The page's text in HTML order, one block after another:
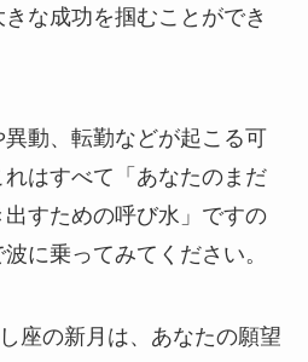
な成功を掴むことができ
動、転勤などが起こる可
はすべて「あなたのまだ
すための呼び水」ですの
に乗ってみてください。
座の新月は、あなたの願望